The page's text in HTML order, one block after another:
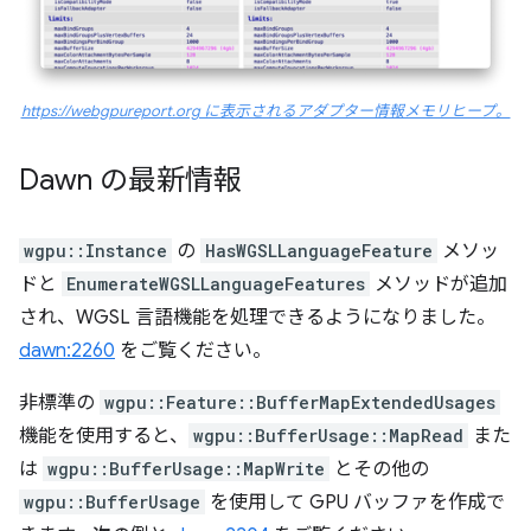
https://webgpureport.org に表示されるアダプター情報メモリヒープ。
Dawn の最新情報
wgpu::Instance の HasWGSLLanguageFeature メソッ
ドと
EnumerateWGSLLanguageFeatures メソッドが追加
され、WGSL 言語機能を処理できるようになりました。
dawn:2260 をご覧ください。
非標準の wgpu::Feature::BufferMapExtendedUsages
機能を使用すると、 wgpu::BufferUsage::MapRead
また
は wgpu::BufferUsage::MapWrite とその他の
wgpu::BufferUsage を使用して GPU バッファを作成で